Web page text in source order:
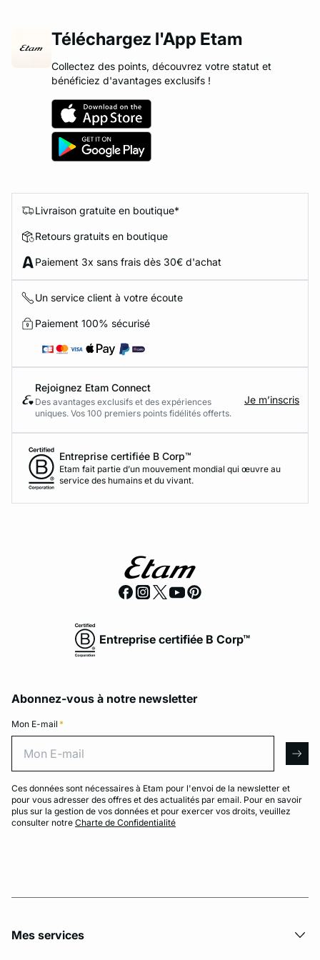
Téléchargez l'App Etam
Collectez des points, découvrez votre statut et
bénéficiez d'avantages exclusifs !
Livraison gratuite en boutique*
Retours gratuits en boutique
Paiement 3x sans frais dès 30€ d'achat
Un service client à votre écoute
Paiement 100% sécurisé
Rejoignez Etam Connect
Des avantages exclusifs et des expériences
uniques. Vos 100 premiers points fidélités offerts.
Je m’inscris
Entreprise certifiée B Corp™
Etam fait partie d’un mouvement mondial qui œuvre au
service des humains et du vivant.
Entreprise certifiée B Corp™
Abonnez-vous à notre newsletter
Mon E-mail *
Ces données sont nécessaires à Etam pour l'envoi de la newsletter et
pour vous adresser des offres et des actualités par email. Pour en savoir
plus sur la gestion de vos données et pour exercer vos droits, veuillez
consulter notre Charte de Confidentialité
Mes services